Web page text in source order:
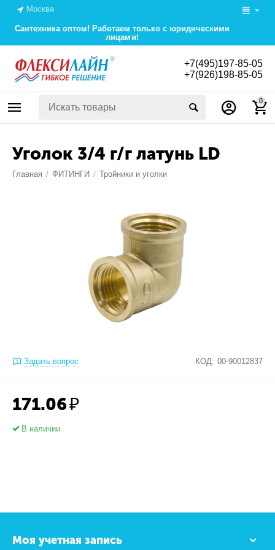
Москва
Сантехника оптом! Работаем только с юридическими
лицами!
+7(495)197-85-05
+7(926)198-85-05
0
Уголок 3/4 г/г латунь LD
Главная / ФИТИНГИ / Тройники и уголки
Задать вопрос КОД: 00-90012837
171.06₽
В наличии
Моя учетная запись